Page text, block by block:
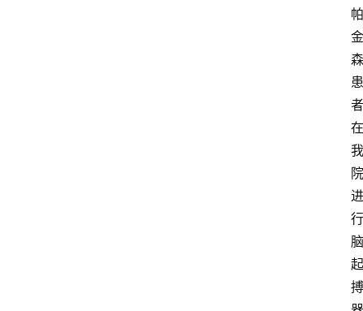
帕
金
森
患
者
在
我
院
进
行
脑
起
搏